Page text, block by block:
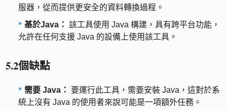
服器，從而提供更安全的資料轉換過程。
基於Java： 該工具使用 Java 構建，具有跨平台功能，
允許在任何支援 Java 的設備上使用該工具。
5.2個缺點
需要 Java： 要運行此工具，需要安裝 Java，這對於系
統上沒有 Java 的使用者來說可能是一項額外任務。